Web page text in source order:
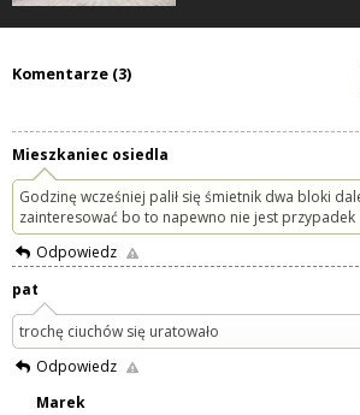
Komentarze (3)
Mieszkaniec osiedla
Godzinę wcześniej palił się śmietnik dwa bloki
zainteresować bo to napewno nie jest przypadek
Odpowiedz
pat
trochę ciuchów się uratowało
Odpowiedz
Marek